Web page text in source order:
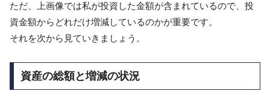
ただ、上画像では私が投資した金額が含まれているので、投
資金額からどれだけ増減しているのかが重要です。
それを次から見ていきましょう。
資産の総額と増減の状況